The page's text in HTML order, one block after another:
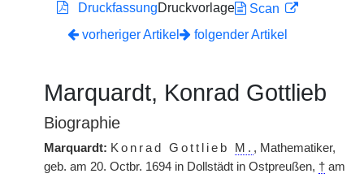
DruckfassungDruckvorlage
Scan
vorheriger Artikel
folgender Artikel
Marquardt, Konrad Gottlieb
Biographie
Marquardt: Konrad Gottlieb M. , Mathematiker,
geb. am 20. Octbr. 1694 in Dollstädt in Ostpreußen, † am